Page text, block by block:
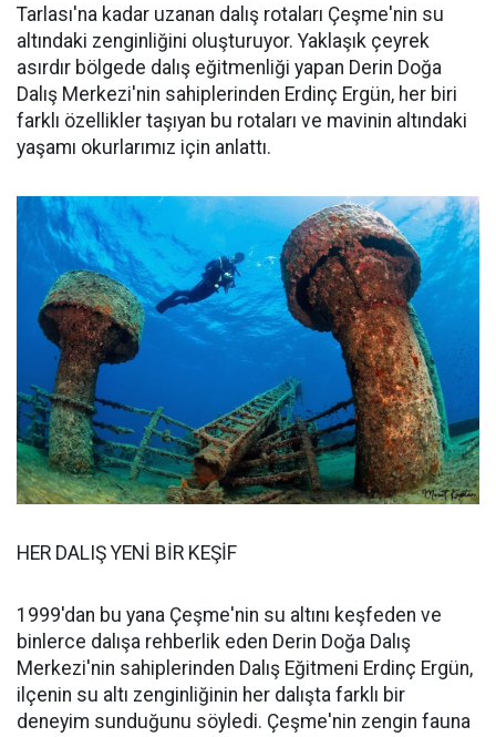
Tarlası'na kadar uzanan dalış rotaları Çeşme'nin su
altındaki zenginliğini oluşturuyor. Yaklaşık çeyrek
asırdır bölgede dalış eğitmenliği yapan Derin Doğa
Dalış Merkezi'nin sahiplerinden Erdinç Ergün, her biri
farklı özellikler taşıyan bu rotaları ve mavinin altındaki
yaşamı okurlarımız için anlattı.
HER DALIŞ YENİ BİR KEŞİF
1999'dan bu yana Çeşme'nin su altını keşfeden ve
binlerce dalışa rehberlik eden Derin Doğa Dalış
Merkezi'nin sahiplerinden Dalış Eğitmeni Erdinç Ergün,
ilçenin su altı zenginliğinin her dalışta farklı bir
deneyim sunduğunu söyledi. Çeşme'nin zengin fauna